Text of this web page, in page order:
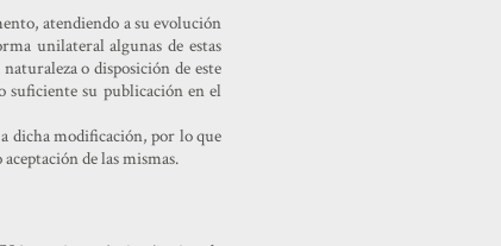
atendiendo a su evolución
unilateral algunas de estas
o disposición de este
suficiente su publicación en el
dicha modificación, por lo que
de las mismas.